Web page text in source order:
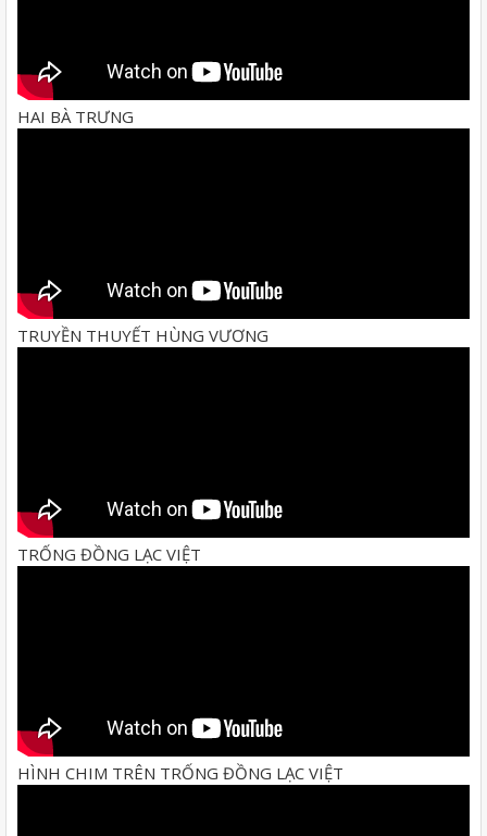
HAI BÀ TRƯNG
TRUYỀN THUYẾT HÙNG VƯƠNG
TRỐNG ĐỒNG LẠC VIỆT
HÌNH CHIM TRÊN TRỐNG ĐỒNG LẠC VIỆT